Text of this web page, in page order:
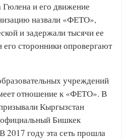
Гюлена и его движение
назвали «ФЕТО»,
и задержали тысячи ее
сторонники опровергают
учреждений
отношение к «ФЕТО». В
Кыргызстан
официальный Бишкек
2017 году эта сеть прошла